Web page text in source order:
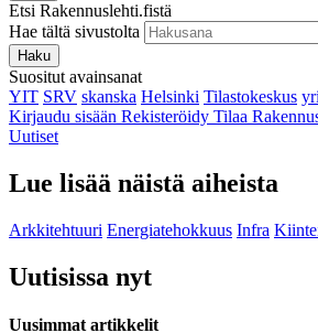
Etsi Rakennuslehti.fistä
Hae tältä sivustolta
Haku
Suositut avainsanat
YIT SRV skanska Helsinki Tilastokeskus
Kirjaudu sisään Rekisteröidy Tilaa
Uutiset
Lue lisää näistä aiheista
Arkkitehtuuri Energiatehokkuus Infra
Uutisissa nyt
Uusimmat artikkelit